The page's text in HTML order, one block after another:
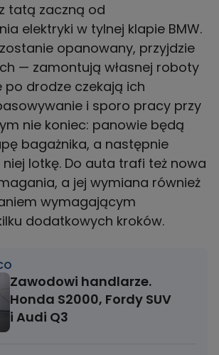
tatą zaczną od
elektryki w tylnej klapie BMW.
opanowany, przyjdzie
— zamontują własnej roboty
po drodze czekają ich
i sporo pracy przy
nie koniec: panowie będą
bagażnika, a następnie
lotkę. Do auta trafi też nowa
a jej wymiana również
wymagającym
dodatkowych kroków.
Zawodowi handlarze.
Honda S2000, Fordy SUV
i Audi Q3